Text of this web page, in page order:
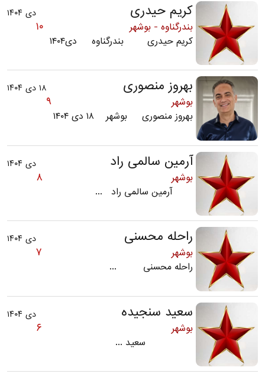
دی ۱۴۰۴ کریم حیدری
۱۰
بندرگناوه - بوشهر
کریم حیدری بندرگناوه دی۱۴۰۴
۱۸ دی ۱۴۰۴ بهروز منصوری
۹
بوشهر
بهروز منصوری بوشهر ۱۸ دی ۱۴۰۴
دی ۱۴۰۴ آرمین سالمی راد
۸
بوشهر
آرمین سالمی راد ...
دی ۱۴۰۴ راحله محسنی
۷
بوشهر
راحله محسنی ...
دی ۱۴۰۴ سعید سنجیده
۶
بوشهر
سعید ...